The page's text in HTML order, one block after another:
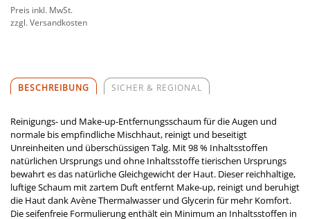
Preis inkl. MwSt.
zzgl. Versandkosten
BESCHREIBUNG SICHER & REGIONAL
Reinigungs- und Make-up-Entfernungsschaum für die Augen und
normale bis empfindliche Mischhaut, reinigt und beseitigt
Unreinheiten und überschüssigen Talg. Mit 98 % Inhaltsstoffen
natürlichen Ursprungs und ohne Inhaltsstoffe tierischen Ursprungs
bewahrt es das natürliche Gleichgewicht der Haut. Dieser reichhaltige,
luftige Schaum mit zartem Duft entfernt Make-up, reinigt und beruhigt
die Haut dank Avène Thermalwasser und Glycerin für mehr Komfort.
Die seifenfreie Formulierung enthält ein Minimum an Inhaltsstoffen in